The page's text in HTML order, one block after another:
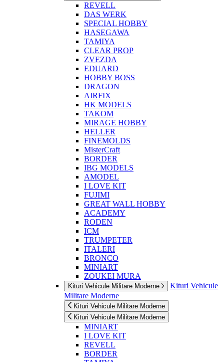
REVELL
DAS WERK
SPECIAL HOBBY
HASEGAWA
TAMIYA
CLEAR PROP
ZVEZDA
EDUARD
HOBBY BOSS
DRAGON
AIRFIX
HK MODELS
TAKOM
MIRAGE HOBBY
HELLER
FINEMOLDS
MisterCraft
BORDER
IBG MODELS
AMODEL
I LOVE KIT
FUJIMI
GREAT WALL HOBBY
ACADEMY
RODEN
ICM
TRUMPETER
ITALERI
BRONCO
MINIART
ZOUKEI MURA
Kituri Vehicule Militare Moderne
Kituri Vehicule
Militare Moderne
Kituri Vehicule Militare Moderne
Kituri Vehicule Militare Moderne
MINIART
I LOVE KIT
REVELL
BORDER